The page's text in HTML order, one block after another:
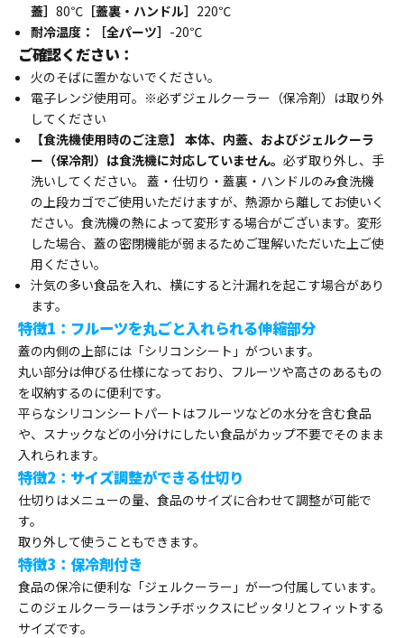
蓋］ 80℃ ［蓋裏・ハンドル］ 220℃
耐冷温度：［全パーツ］ -20℃
ご確認ください：
火のそばに置かないでください。
電子レンジ使用可。※必ずジェルクーラー（保冷剤）は取り外
してください
【食洗機使用時のご注意】 本体、内蓋、およびジェルクーラ
ー（保冷剤）は食洗機に対応していません。 必ず取り外し、手
洗いしてください。 蓋・仕切り・蓋裏・ハンドルのみ食洗機
の上段カゴでご使用いただけますが、熱源から離してお使いく
ださい。食洗機の熱によって変形する場合がございます。変形
した場合、蓋の密閉機能が弱まるためご理解いただいた上ご使
用ください。
汁気の多い食品を入れ、横にすると汁漏れを起こす場合があり
ます。
特徴1：フルーツを丸ごと入れられる伸縮部分
蓋の内側の上部には「シリコンシート」がついます。
丸い部分は伸びる仕様になっており、フルーツや高さのあるもの
を収納するのに便利です。
平らなシリコンシートパートはフルーツなどの水分を含む食品
や、スナックなどの小分けにしたい食品がカップ不要でそのまま
入れられます。
特徴2：サイズ調整ができる仕切り
仕切りはメニューの量、食品のサイズに合わせて調整が可能で
す。
取り外して使うこともできます。
特徴3：保冷剤付き
食品の保冷に便利な「ジェルクーラー」が一つ付属しています。
このジェルクーラーはランチボックスにピッタリとフィットする
サイズです。